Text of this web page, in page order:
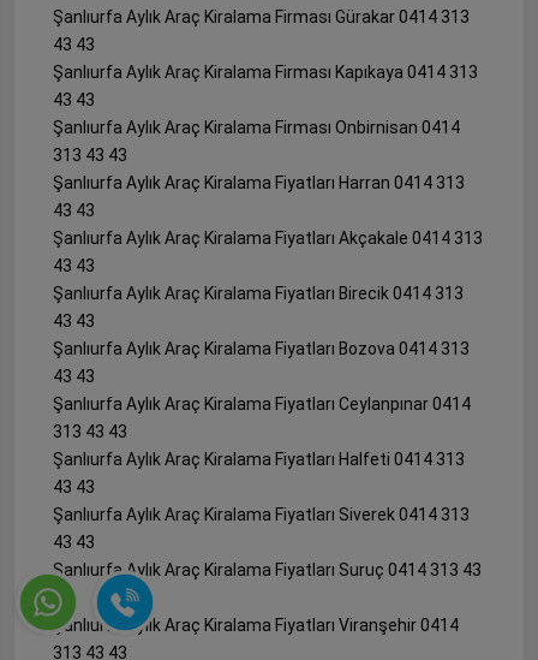
Şanlıurfa Aylık Araç Kiralama Firması Gürakar 0414 313
43 43
Şanlıurfa Aylık Araç Kiralama Firması Kapıkaya 0414 313
43 43
Şanlıurfa Aylık Araç Kiralama Firması Onbirnisan 0414
313 43 43
Şanlıurfa Aylık Araç Kiralama Fiyatları Harran 0414 313
43 43
Şanlıurfa Aylık Araç Kiralama Fiyatları Akçakale 0414 313
43 43
Şanlıurfa Aylık Araç Kiralama Fiyatları Birecik 0414 313
43 43
Şanlıurfa Aylık Araç Kiralama Fiyatları Bozova 0414 313
43 43
Şanlıurfa Aylık Araç Kiralama Fiyatları Ceylanpınar 0414
313 43 43
Şanlıurfa Aylık Araç Kiralama Fiyatları Halfeti 0414 313
43 43
Şanlıurfa Aylık Araç Kiralama Fiyatları Siverek 0414 313
43 43
Şanlıurfa Aylık Araç Kiralama Fiyatları Suruç 0414 313 43
43
Şanlıurfa Aylık Araç Kiralama Fiyatları Viranşehir 0414
313 43 43